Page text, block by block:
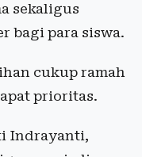
sekaligus
bagi para siswa.
cukup ramah
prioritas.
Indrayanti,